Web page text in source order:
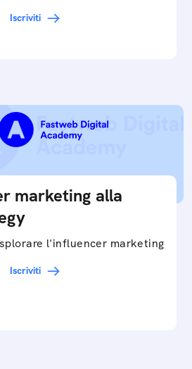
Iscriviti
marketing alla
l'influencer marketing
Iscriviti